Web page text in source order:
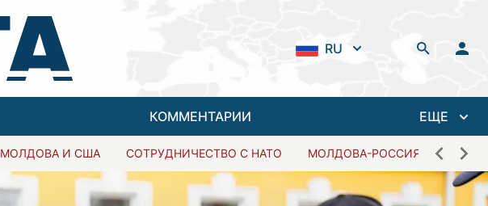
RU
КОММЕНТАРИИ ЕЩЕ
МОЛДОВА И США СОТРУДНИЧЕСТВО С НАТО МОЛДОВА-РОССИЯ